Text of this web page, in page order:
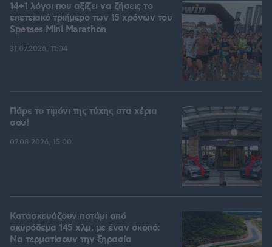
14+1 λόγοι που αξίζει να ζήσεις το
επετειακό τριήμερο των 15 χρόνων του
Spetses Mini Marathon
31.07.2026, 11:04
Πάρε το τιμόνι της τύχης στα χέρια
σου!
07.08.2026, 15:00
Κατασκευάζουν ποτάμι από
σκυρόδεμα 145 χλμ. με έναν σκοπό:
Να τερματίσουν την ξηρασία